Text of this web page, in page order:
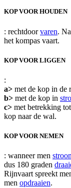
KOP VOOR HOUDEN
: rechtdoorvaren.
het kompas vaart.
KOP VOOR LIGGEN
:
a> met de kop in de
b> met de kop in
c> met betrekking
kop naar de wal.
KOP VOOR NEMEN
: wanneer men
dus 180 graden
Rijnvaart spreekt
men opdraaien.